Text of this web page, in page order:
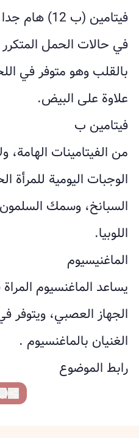
فيتامين (ب
في حالات الحمل
بالقلب وهو متوفر في
علاوة على البيض.
فيتامين ب
من الفيتامينات الهامة،
الوجبات اليومية للمرأة
السبانخ، وسمك
اللوبيا.
الماغنيسيوم
يساعد الماغنسيوم
الجهاز العصبي، ويتوفر
الغنيان بالماغنسيوم .
رابط الموضوع